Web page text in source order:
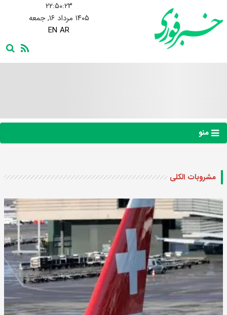
۲۲:۵۰:۲۴
۱۴۰۵ مرداد ۱۶, جمعه
EN AR
منو
مشروبات الکلی